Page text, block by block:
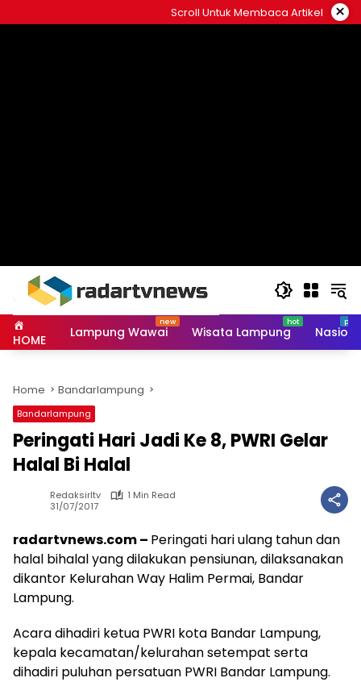
to
Scroll Untuk Membaca Artikel ×
HOME Lampung Wawai Wisata Lampung
Home Bandarlampung
Bandarlampung
Peringati Hari Jadi Ke 8, PWRI Gelar
Halal Bi Halal
Redaksirltv
1 Min Read
31/07/2017
radartvnews.com – Peringati hari ulang tahun dan
halal bihalal yang dilakukan pensiunan, dilaksanakan
dikantor Kelurahan Way Halim Permai, Bandar
Lampung.
Acara dihadiri ketua PWRI kota Bandar Lampung,
kepala kecamatan/kelurahan setempat serta
dihadiri puluhan persatuan PWRI Bandar Lampung.